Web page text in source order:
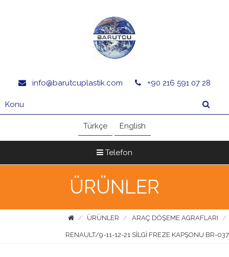
info@barutcuplastik.com +90 216 591 07 28
Türkçe English
Telefon
ÜRÜNLER
ÜRÜNLER ARAÇ DÖŞEME AGRAFLARI
RENAULT/9-11-12-21 SİLGİ FREZE KAPŞONU BR-037